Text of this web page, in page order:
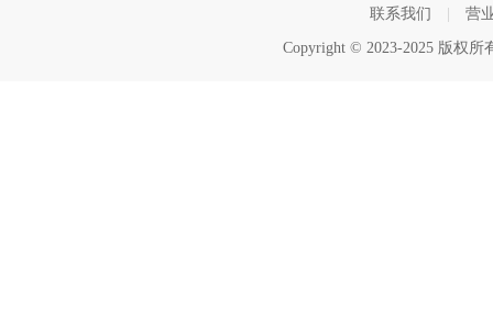
联系我们 营
Copyright © 2023-2025 版权所